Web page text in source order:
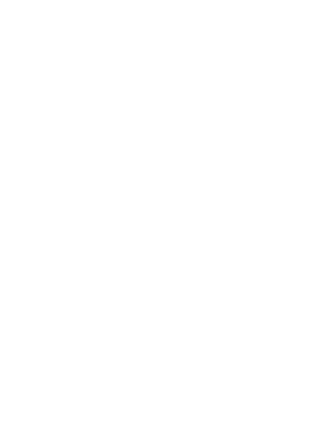
други
неговите
своите
живее
нашите
ќе му дадеме